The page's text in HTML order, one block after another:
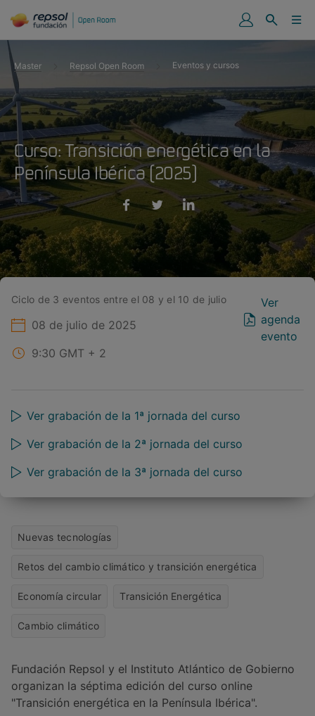
Master Repsol Open Room Eventos y cursos
Curso: Transición energética en la
Península Ibérica (2025)
Ciclo de 3 eventos entre el 08 y el 10 de julio
08 de julio de 2025
9:30 GMT + 2
Ver
agenda
evento
Ver grabación de la 1ª jornada del curso
Ver grabación de la 2ª jornada del curso
Ver grabación de la 3ª jornada del curso
Nuevas tecnologías
Retos del cambio climático y transición energética
Economía circular Transición Energética
Cambio climático
Fundación Repsol y el Instituto Atlántico de Gobierno
organizan la séptima edición del curso online
"Transición energética en la Península Ibérica".